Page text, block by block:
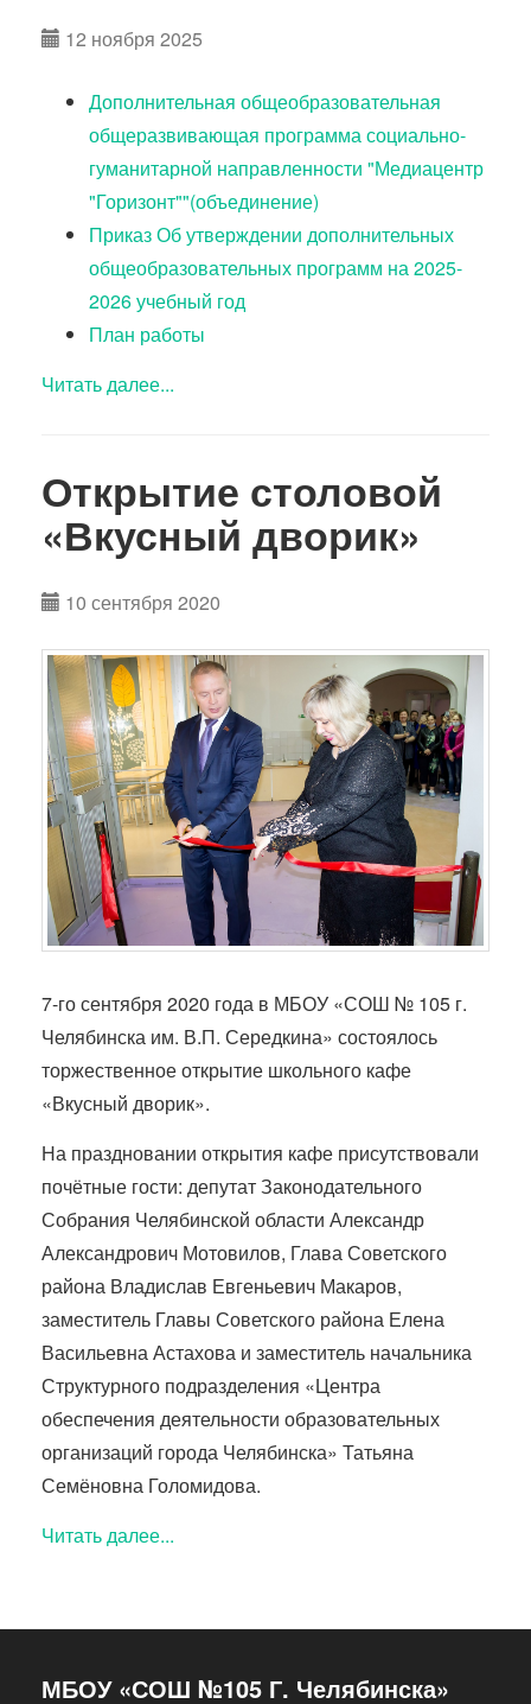
12 ноября 2025
Дополнительная общеобразовательная
общеразвивающая программа социально-
гуманитарной направленности "Медиацентр
"Горизонт""(объединение)
Приказ Об утверждении дополнительных
общеобразовательных программ на 2025-
2026 учебный год
План работы
Читать далее...
Открытие столовой
«Вкусный дворик»
10 сентября 2020
7-го сентября 2020 года в МБОУ «СОШ № 105 г.
Челябинска им. В.П. Середкина» состоялось
торжественное открытие школьного кафе
«Вкусный дворик».
На праздновании открытия кафе присутствовали
почётные гости: депутат Законодательного
Собрания Челябинской области Александр
Александрович Мотовилов, Глава Советского
района Владислав Евгеньевич Макаров,
заместитель Главы Советского района Елена
Васильевна Астахова и заместитель начальника
Структурного подразделения «Центра
обеспечения деятельности образовательных
организаций города Челябинска» Татьяна
Семёновна Голомидова.
Читать далее...
МБОУ «СОШ №105 Г. Челябинска»